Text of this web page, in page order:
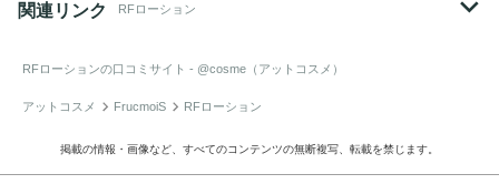
関連リンク RFローション
RFローションの口コミサイト - @cosme（アットコスメ）
アットコスメ FrucmoiS RFローション
掲載の情報・画像など、すべてのコンテンツの無断複写、転載を禁じます。